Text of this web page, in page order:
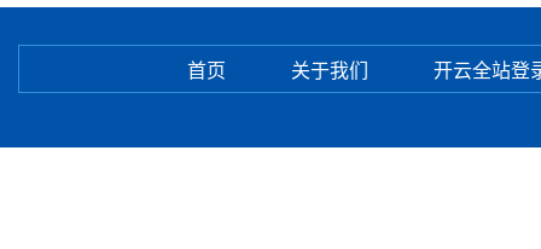
首页 关于我们 开云全站登